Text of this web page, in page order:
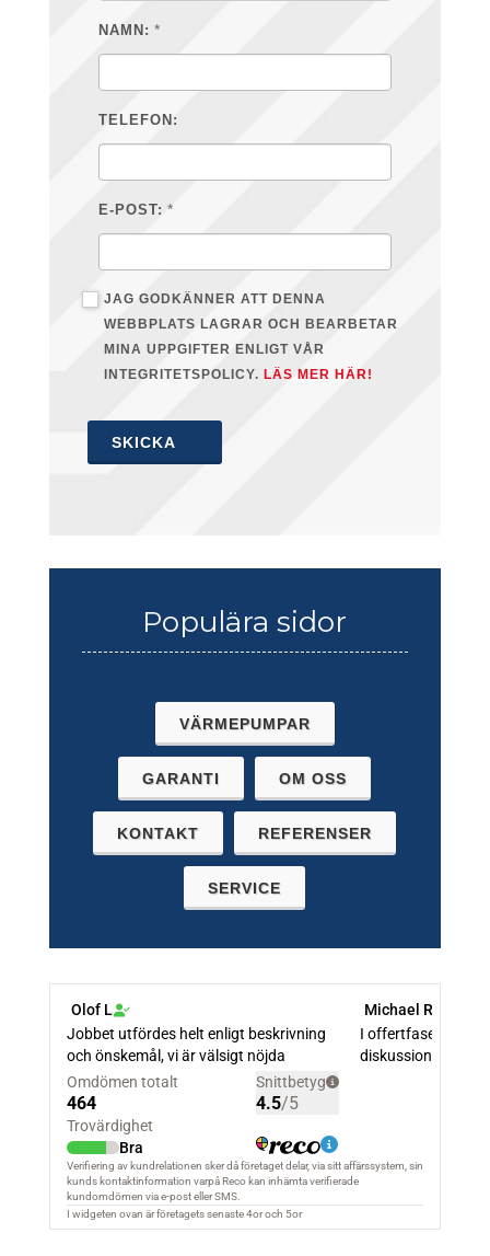
NAMN: *
TELEFON:
E-POST: *
JAG GODKÄNNER ATT DENNA
WEBBPLATS LAGRAR OCH BEARBETAR
MINA UPPGIFTER ENLIGT VÅR
INTEGRITETSPOLICY. LÄS MER HÄR!
SKICKA
Populära sidor
VÄRMEPUMPAR
GARANTI OM OSS
KONTAKT REFERENSER
SERVICE